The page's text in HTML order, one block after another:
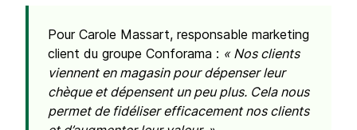
Pour Carole Massart, responsable marketing
client du groupe Conforama : « Nos clients
viennent en magasin pour dépenser leur
chèque et dépensent un peu plus. Cela nous
permet de fidéliser efficacement nos clients